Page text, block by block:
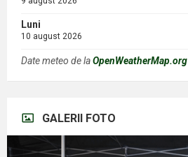
Luni
10 august 2026
Date meteo de laOpenWeatherMap.org
GALERII FOTO